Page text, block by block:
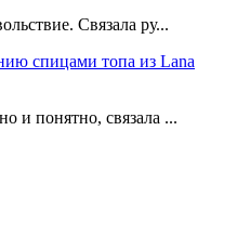
Связала ру...
спицами топа из Lana
и понятно, связала ...